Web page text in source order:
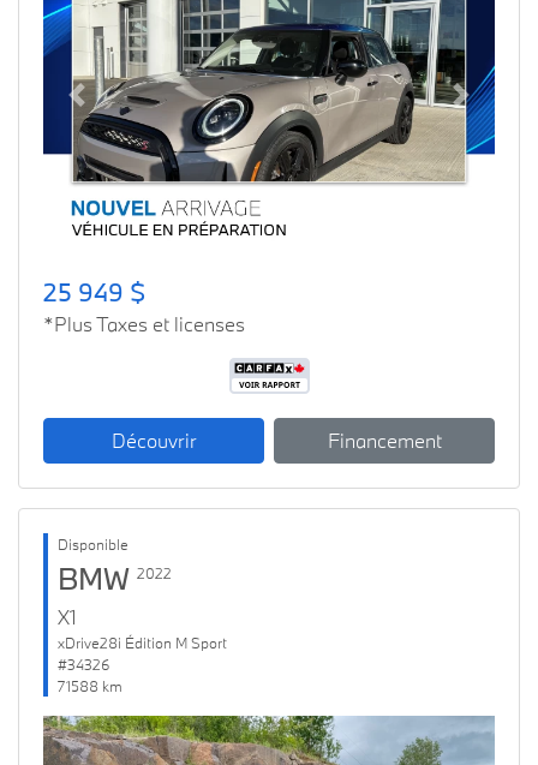
Previous Next
25 949 $
*Plus Taxes et licenses
Découvrir Financement
Disponible
BMW 2022
X1
xDrive28i Édition M Sport
#34326
71588 km